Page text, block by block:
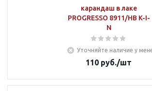
карандаш в лаке
PROGRESSO 8911/НВ K-I-
N
Уточняйте наличие у
110 руб./шт